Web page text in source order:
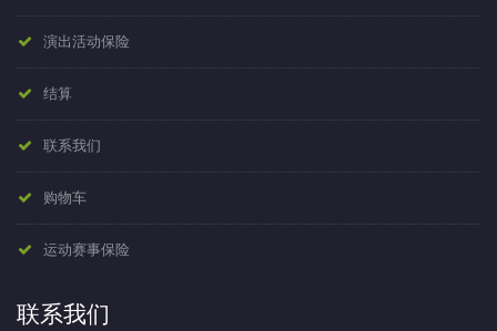
演出活动保险
结算
联系我们
购物车
运动赛事保险
联系我们